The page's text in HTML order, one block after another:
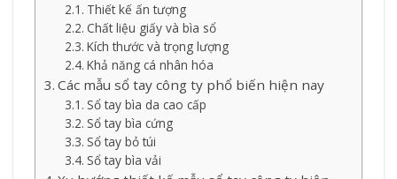
Thiết kế ấn tượng
Chất liệu giấy và bìa sổ
Kích thước và trọng lượng
Khả năng cá nhân hóa
Các mẫu sổ tay công ty phổ biến hiện nay
Sổ tay bìa da cao cấp
Sổ tay bìa cứng
Sổ tay bỏ túi
Sổ tay bìa vải